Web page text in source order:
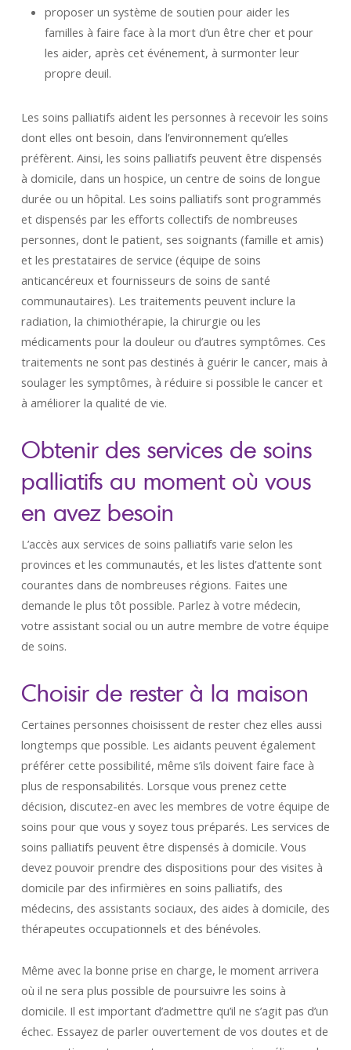
proposer un système de soutien pour aider les
familles à faire face à la mort d’un être cher et pour
les aider, après cet événement, à surmonter leur
propre deuil.
Les soins palliatifs aident les personnes à recevoir les soins
dont elles ont besoin, dans l’environnement qu’elles
préfèrent. Ainsi, les soins palliatifs peuvent être dispensés
à domicile, dans un hospice, un centre de soins de longue
durée ou un hôpital. Les soins palliatifs sont programmés
et dispensés par les efforts collectifs de nombreuses
personnes, dont le patient, ses soignants (famille et amis)
et les prestataires de service (équipe de soins
anticancéreux et fournisseurs de soins de santé
communautaires). Les traitements peuvent inclure la
radiation, la chimiothérapie, la chirurgie ou les
médicaments pour la douleur ou d’autres symptômes. Ces
traitements ne sont pas destinés à guérir le cancer, mais à
soulager les symptômes, à réduire si possible le cancer et
à améliorer la qualité de vie.
Obtenir des services de soins
palliatifs au moment où vous
en avez besoin
L’accès aux services de soins palliatifs varie selon les
provinces et les communautés, et les listes d’attente sont
courantes dans de nombreuses régions. Faites une
demande le plus tôt possible. Parlez à votre médecin,
votre assistant social ou un autre membre de votre équipe
de soins.
Choisir de rester à la maison
Certaines personnes choisissent de rester chez elles aussi
longtemps que possible. Les aidants peuvent également
préférer cette possibilité, même s’ils doivent faire face à
plus de responsabilités. Lorsque vous prenez cette
décision, discutez-en avec les membres de votre équipe de
soins pour que vous y soyez tous préparés. Les services de
soins palliatifs peuvent être dispensés à domicile. Vous
devez pouvoir prendre des dispositions pour des visites à
domicile par des infirmières en soins palliatifs, des
médecins, des assistants sociaux, des aides à domicile, des
thérapeutes occupationnels et des bénévoles.
Même avec la bonne prise en charge, le moment arrivera
où il ne sera plus possible de poursuivre les soins à
domicile. Il est important d’admettre qu’il ne s’agit pas d’un
échec. Essayez de parler ouvertement de vos doutes et de